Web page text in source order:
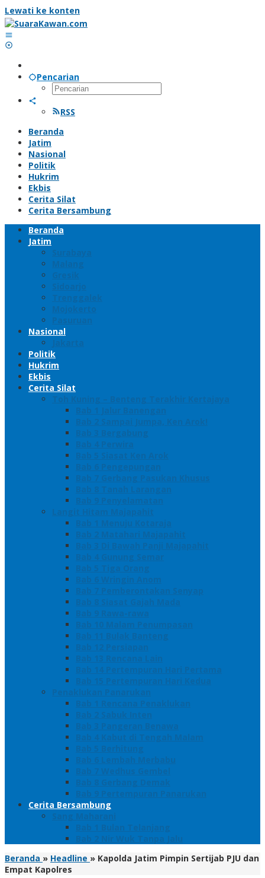
Lewati ke konten
Pencarian
RSS
Beranda
Jatim
Nasional
Politik
Hukrim
Ekbis
Cerita Silat
Cerita Bersambung
Beranda
Jatim
Surabaya
Malang
Gresik
Sidoarjo
Trenggalek
Mojokerto
Pasuruan
Nasional
Jakarta
Politik
Hukrim
Ekbis
Cerita Silat
Toh Kuning – Benteng Terakhir Kertajaya
Bab 1 Jalur Banengan
Bab 2 Sampai Jumpa, Ken Arok!
Bab 3 Bergabung
Bab 4 Perwira
Bab 5 Siasat Ken Arok
Bab 6 Pengepungan
Bab 7 Gerbang Pasukan Khusus
Bab 8 Tanah Larangan
Bab 9 Penyelamatan
Langit Hitam Majapahit
Bab 1 Menuju Kotaraja
Bab 2 Matahari Majapahit
Bab 3 Di Bawah Panji Majapahit
Bab 4 Gunung Semar
Bab 5 Tiga Orang
Bab 6 Wringin Anom
Bab 7 Pemberontakan Senyap
Bab 8 Siasat Gajah Mada
Bab 9 Rawa-rawa
Bab 10 Malam Penumpasan
Bab 11 Bulak Banteng
Bab 12 Persiapan
Bab 13 Rencana Lain
Bab 14 Pertempuran Hari Pertama
Bab 15 Pertempuran Hari Kedua
Penaklukan Panarukan
Bab 1 Rencana Penaklukan
Bab 2 Sabuk Inten
Bab 3 Pangeran Benawa
Bab 4 Kabut di Tengah Malam
Bab 5 Berhitung
Bab 6 Lembah Merbabu
Bab 7 Wedhus Gembel
Bab 8 Gerbang Demak
Bab 9 Pertempuran Panarukan
Cerita Bersambung
Sang Maharani
Bab 1 Bulan Telanjang
Bab 2 Nir Wuk Tanpa Jalu
Beranda » Headline » Kapolda Jatim Pimpin Sertijab PJU dan
Empat Kapolres